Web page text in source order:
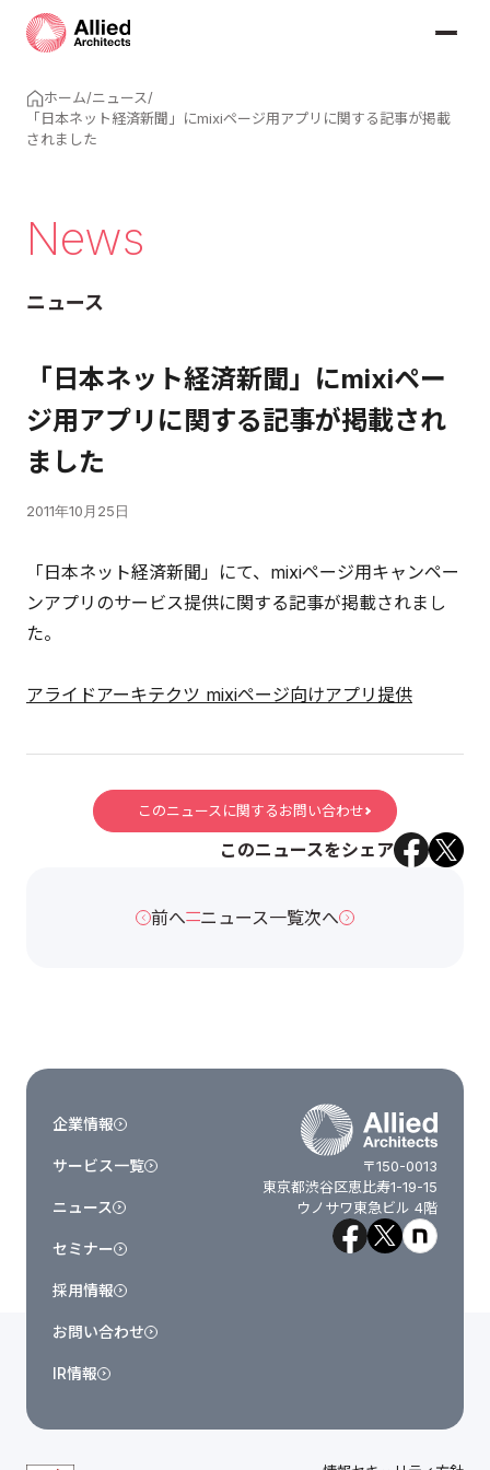
ホーム/ニュース/
「日本ネット経済新聞」にmixiページ用アプリに関する記事が掲載
されました
News
ニュース
「日本ネット経済新聞」にmixiペー
ジ用アプリに関する記事が掲載され
ました
2011年10月25日
「日本ネット経済新聞」にて、mixiページ用キャンペー
ンアプリのサービス提供に関する記事が掲載されまし
た。
アライドアーキテクツ mixiページ向けアプリ提供
このニュースに関するお問い合わせ
このニュースをシェア
前へ ニュース一覧次へ
〒150-0013
東京都渋谷区恵比寿1-19-15
ウノサワ東急ビル 4階
企業情報
サービス一覧
ニュース
セミナー
採用情報
お問い合わせ
IR情報